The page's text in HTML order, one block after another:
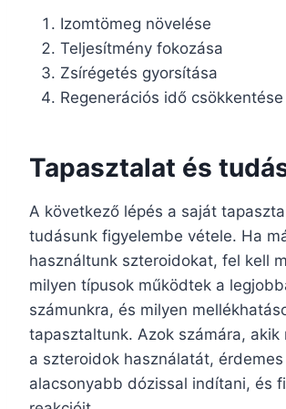
Izomtömeg növelése
Teljesítmény fokozása
Zsírégetés gyorsítása
Regenerációs idő csökkentése
Tapasztalat és
A következő lépés a saját
tudásunk figyelembe vétele. Ha
használtunk szteroidokat, fel kell
milyen típusok működtek a
számunkra, és milyen
tapasztaltunk. Azok számára, akik
a szteroidok használatát, érdemes
alacsonyabb dózissal indítani, és